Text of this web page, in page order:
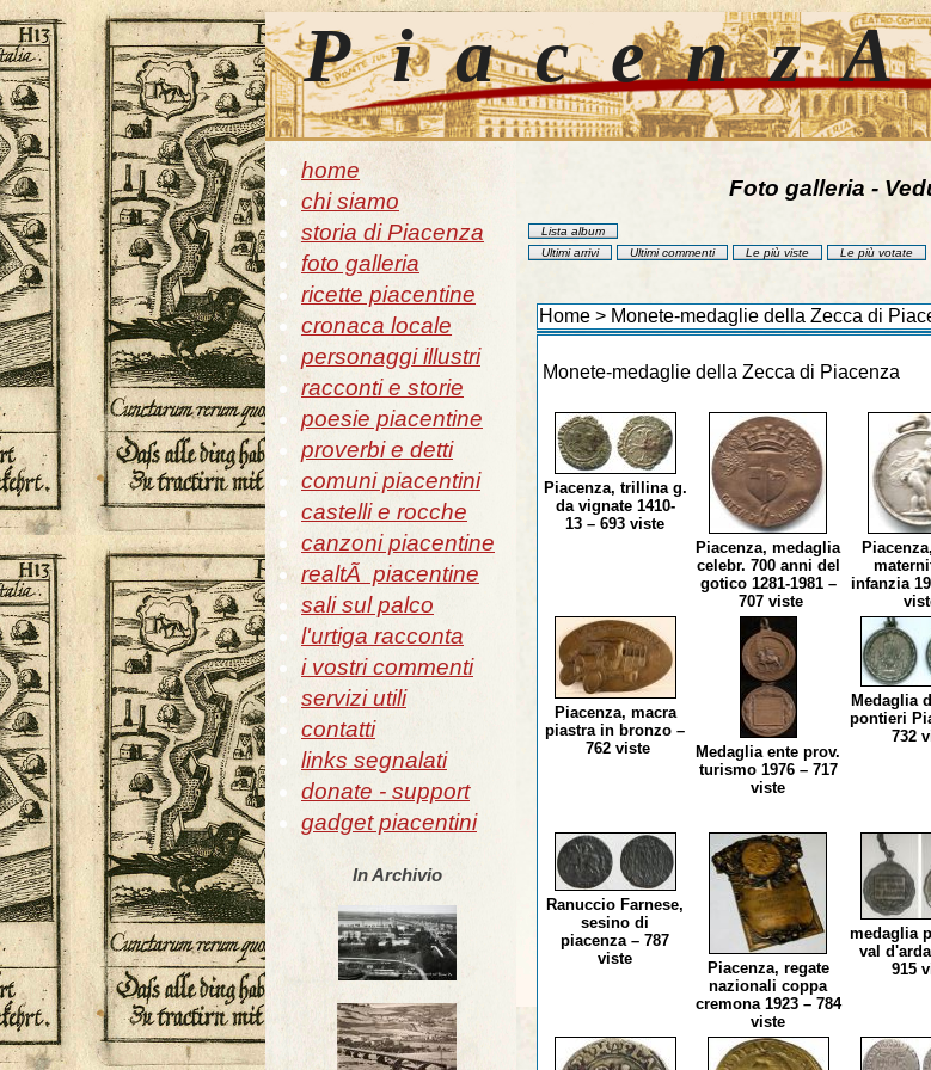
home
chi siamo
storia di Piacenza
foto galleria
ricette piacentine
cronaca locale
personaggi illustri
racconti e storie
poesie piacentine
proverbi e detti
comuni piacentini
castelli e rocche
canzoni piacentine
realtÃ piacentine
sali sul palco
l'urtiga racconta
i vostri commenti
servizi utili
contatti
links segnalati
donate - support
gadget piacentini
In Archivio
Foto galleria -
Lista album
Ultimi arrivi
Ultimi commenti Le più viste Le più votate
Home > Monete-medaglie della Zecca di
Monete-medaglie della Zecca di Piacenza
Piacenza, trillina g.
da vignate 1410-
13 – 693 viste
Piacenza, medaglia
celebr. 700 anni del
gotico 1281-1981 –
707 viste
infanzia
Piacenza, macra
piastra in bronzo –
762 viste
Medaglia ente prov.
turismo 1976 – 717
viste
Medaglia
pontieri
732
Ranuccio Farnese,
sesino di
piacenza – 787
viste
Piacenza, regate
nazionali coppa
cremona 1923 – 784
viste
medaglia
val
915